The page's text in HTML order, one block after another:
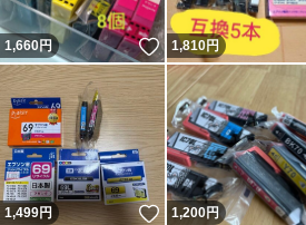
1,660円 いいね！
1,810円
1,499円 いいね！
1,200円